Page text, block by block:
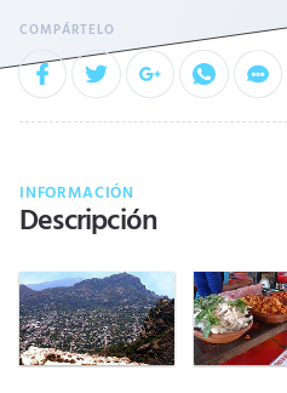
INFORMACIÓN
Descripción